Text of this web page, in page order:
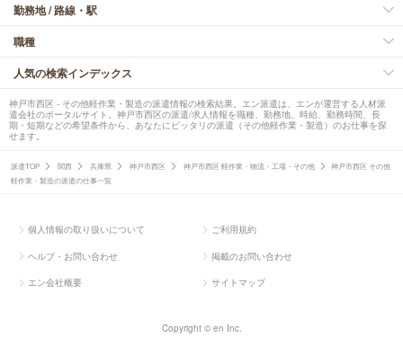
勤務地 / 路線・駅
職種
人気の検索インデックス
神戸市西区 - その他軽作業・製造の派遣情報の検索結果。エン派遣は、エンが運営する人材派
遣会社のポータルサイト。神戸市西区の派遣/求人情報を職種、勤務地、時給、勤務時間、長
期・短期などの希望条件から、あなたにピッタリの派遣（その他軽作業・製造）のお仕事を探
せます。
派遣TOP 関西 兵庫県 神戸市西区 神戸市西区 軽作業・物流・工場・その他
神戸市西区 その他
軽作業・製造の派遣の仕事一覧
個人情報の取り扱いについて ご利用規約
ヘルプ・お問い合わせ 掲載のお問い合わせ
エン会社概要 サイトマップ
Copyright © en Inc.